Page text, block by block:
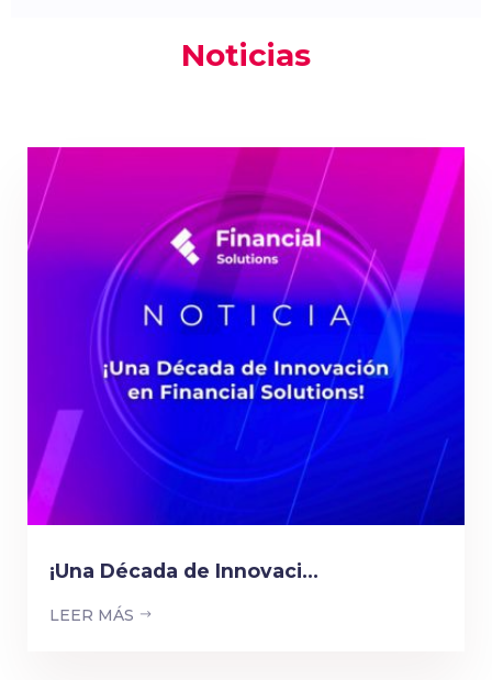
Noticias
¡Una Década de Innovaci...
LEER MÁS